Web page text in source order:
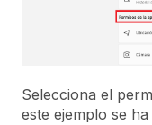
Selecciona el
este ejemplo se